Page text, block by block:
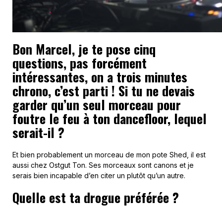
Bon Marcel, je te pose cinq
questions, pas forcément
intéressantes, on a trois minutes
chrono, c’est parti ! Si tu ne devais
garder qu’un seul morceau pour
foutre le feu à ton dancefloor, lequel
serait-il ?
Et bien probablement un morceau de mon pote Shed, il est
aussi chez Ostgut Ton. Ses morceaux sont canons et je
serais bien incapable d’en citer un plutôt qu’un autre.
Quelle est ta drogue préférée ?